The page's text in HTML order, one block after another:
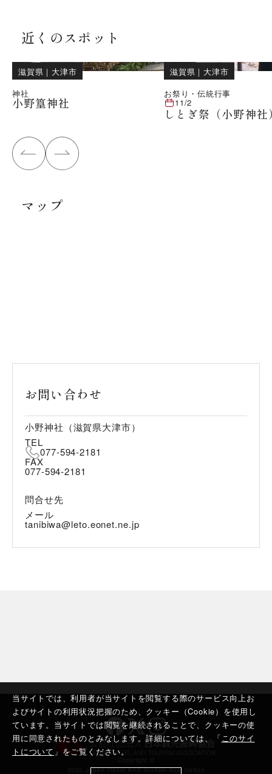
当サイトでは、利用者が当サイトを閲覧する際のサービス向上お
よびサイトの利用状況把握のため、クッキー（Cookie）を使用し
ています。当サイトでは閲覧を継続されることで、クッキーの使
用に同意されたものとみなします。詳細については、「このサイ
トについて 」をご覧ください。
近くのスポット
滋賀県 ｜ 大津市
神社
小野篁神社
滋賀県 ｜ 大津市
お祭り・伝統行事
11/2
しとぎ祭（小野神社
マップ
お問い合わせ
小野神社（滋賀県大津市）
TEL
077-594-2181
FAX
077-594-2181
問合せ先
メール
tanibiwa@leto.eonet.ne.jp
2020 Japan Travel And Tourism Association